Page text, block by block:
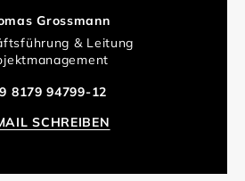
Grossmann
& Leitung
8179 94799-12
SCHREIBEN